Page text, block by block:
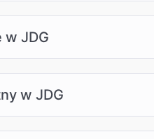
w JDG
w JDG